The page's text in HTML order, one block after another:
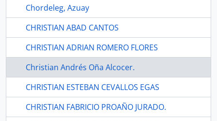
Chordeleg, Azuay
CHRISTIAN ABAD CANTOS
CHRISTIAN ADRIAN ROMERO FLORES
Christian Andrés Oña Alcocer.
CHRISTIAN ESTEBAN CEVALLOS EGAS
CHRISTIAN FABRICIO PROAÑO JURADO.